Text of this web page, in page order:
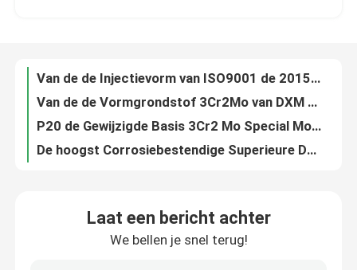
Vraag een offerte aan
Plastic Vormbasis
Standaardvormbasis
3Cr2MnNiMo de Aangepaste Basis van de precisievorm voor Prototyping 1,2738
De onthardende van de de Vormgrondstof Aangepaste Grootte van de Staat HB245 brede toepassingen
HRC33-36 superieure HB 245 van de Staat van Vormbasissen DXM 2084H/2084 Onthardende
OEM het Houten Geval van de Vormgrondstof met Superieure Duurzaamheid
Laat een bericht achter
We bellen je snel terug!